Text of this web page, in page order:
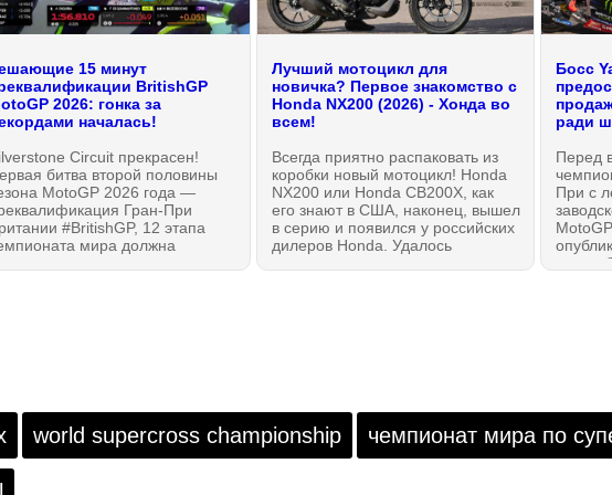
15 минут
BritishGP
2026: гонка за
началась!
Circuit прекрасен!
битва второй половины
MotoGP 2026 года —
Гран-При
#BritishGP, 12 этапа
мира должна
Лучший мотоцикл для
новичка? Первое знакомство с
Honda NX200 (2026) - Хонда во
всем!
Всегда приятно распаковать из
коробки новый мотоцикл! Honda
NX200 или Honda CB200X, как
его знают в США, наконец, вышел
в серию и появился у российских
дилеров Honda. Удалось
Босс
ради
Перед
При с
видео-
При
world supercross championship чемпионат мира по